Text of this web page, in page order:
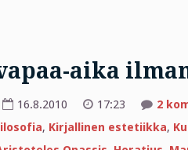
aika
16.8.2010 17:23 2
, Kirjallinen estetiikka,